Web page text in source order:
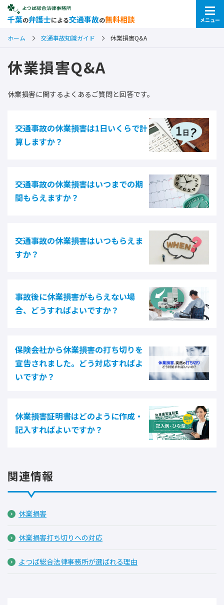
千葉の弁護士による交通事故の無料相談 メニュー
ホーム 交通事故知識ガイド 休業損害Q&A
休業損害Q&A
休業損害に関するよくあるご質問と回答です。
交通事故の休業損害は1日いくらで計
算しますか？
交通事故の休業損害はいつまでの期
間もらえますか？
交通事故の休業損害はいつもらえま
すか？
事故後に休業損害がもらえない場
合、どうすればよいですか？
保険会社から休業損害の打ち切りを
宣告されました。どう対応すればよ
いですか？
休業損害証明書はどのように作成・
記入すればよいですか？
関連情報
休業損害
休業損害打ち切りへの対応
よつば総合法律事務所が選ばれる理由